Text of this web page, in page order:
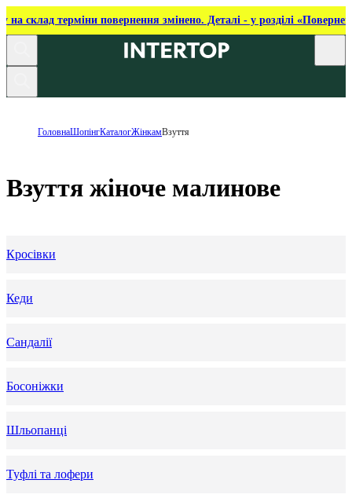
на склад терміни повернення змінено. Деталі - у розділі
ГоловнаШопінгКаталогЖінкамВзуття
Взуття жіноче малинове
Кросівки
Кеди
Сандалії
Босоніжки
Шльопанці
Туфлі та лофери